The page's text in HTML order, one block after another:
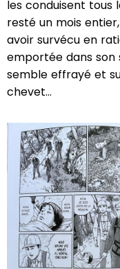
les conduisent tous
resté un mois
avoir survécu en
emportée dans son
semble effrayé et
chevet…